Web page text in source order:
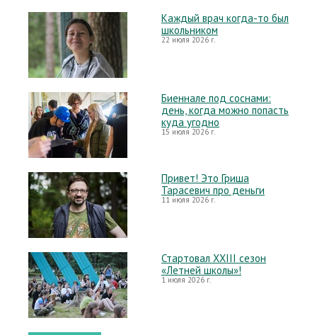
Каждый врач когда-то был
школьником
22 июля 2026 г.
Биеннале под соснами:
день, когда можно попасть
куда угодно
15 июля 2026 г.
Привет! Это Гриша
Тарасевич про деньги
11 июля 2026 г.
Стартовал XXIII сезон
«Летней школы»!
1 июля 2026 г.